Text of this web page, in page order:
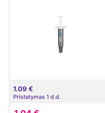
1.09 €
Pristatymas 1 d.d.